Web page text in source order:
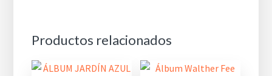
Productos relacionados